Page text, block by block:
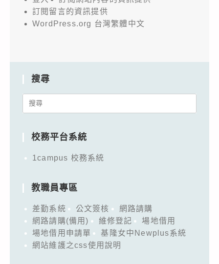
訂閱留言的資訊提供
WordPress.org 台灣繁體中文
搜尋
Search
校務平台系統
1campus 校務系統
教職員專區
差勤系統 公文簽核
網路請購
網路請購(備用)
維修登記
場地借用
場地借用申請單
基隆女中Newplus系統
網站維護之css使用說明